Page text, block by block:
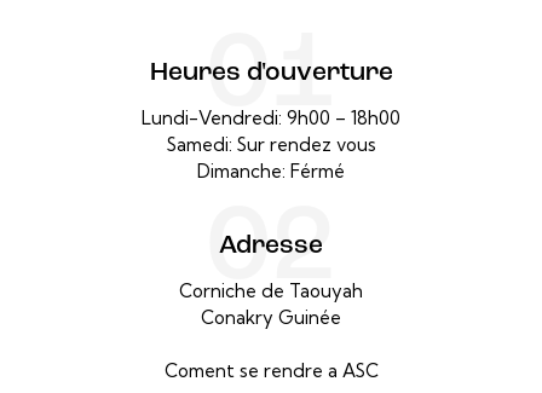
01
Heures d'ouverture
Lundi-Vendredi: 9h00 – 18h00
Samedi: Sur rendez vous
Dimanche: Férmé
02
Adresse
Corniche de Taouyah
Conakry Guinée
Coment se rendre a ASC